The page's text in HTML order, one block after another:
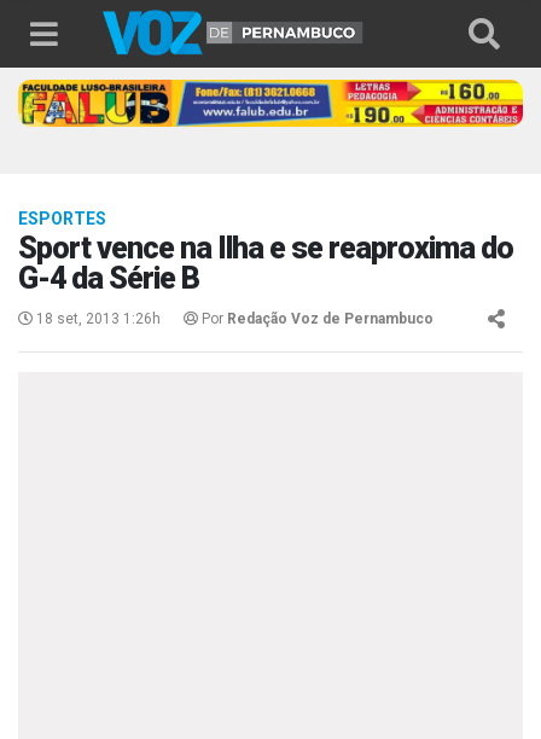
ESPORTES
Sport vence na Ilha e se reaproxima do
G-4 da Série B
18 set, 2013 1:26h Por Redação Voz de Pernambuco